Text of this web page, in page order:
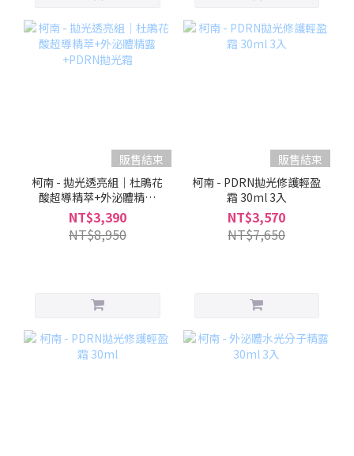
販售結束
柯南 - 拋光透亮組｜杜鵑花
酸超導精萃+外泌體精露
+PDRN拋光霜
NT$3,390
NT$8,950
販售結束
柯南 - PDRN拋光修護輕盈
霜 30ml 3入
NT$3,570
NT$7,650